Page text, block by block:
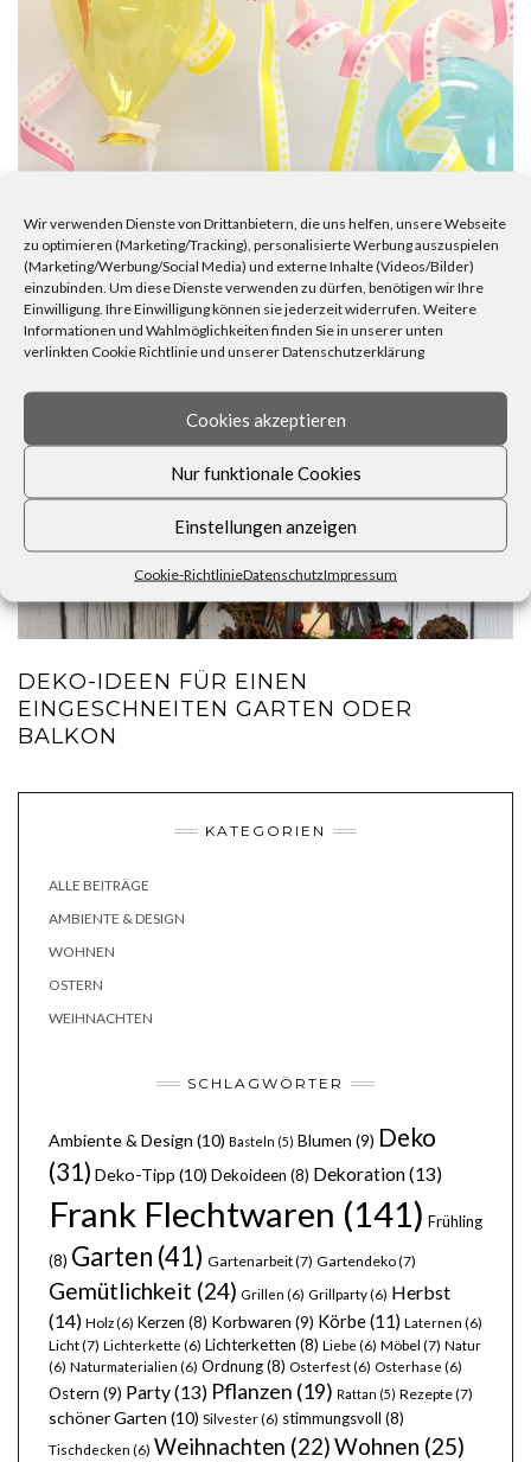
Wir verwenden Dienste von Drittanbietern, die uns helfen, unsere Webseite
zu optimieren (Marketing/Tracking), personalisierte Werbung auszuspielen
(Marketing/Werbung/Social Media) und externe Inhalte (Videos/Bilder)
einzubinden. Um diese Dienste verwenden zu dürfen, benötigen wir Ihre
Einwilligung. Ihre Einwilligung können sie jederzeit widerrufen. Weitere
Informationen und Wahlmöglichkeiten finden Sie in unserer unten
verlinkten Cookie Richtlinie und unserer Datenschutzerklärung
Cookies akzeptieren
Nur funktionale Cookies
Einstellungen anzeigen
Cookie-RichtlinieDatenschutzImpressum
ORIGINELLE GIRLANDEN FÜR DIE
NÄRRISCHE ZEIT DES JAHRES
DEKO-IDEEN FÜR EINEN
EINGESCHNEITEN GARTEN ODER
BALKON
KATEGORIEN
ALLE BEITRÄGE
AMBIENTE & DESIGN
WOHNEN
OSTERN
WEIHNACHTEN
SCHLAGWÖRTER
Ambiente & Design (10) Basteln (5) Blumen (9) Deko
(31) Deko-Tipp (10) Dekoideen (8) Dekoration(13)
Frank Flechtwaren (141) Frühling
(8) Garten (41) Gartenarbeit(7) Gartendeko(7)
Gemütlichkeit (24) Grillen (6) Grillparty(6) Herbst
(14) Holz(6) Kerzen (8) Korbwaren (9) Körbe(11) Laternen (6)
Licht(7) Lichterkette (6) Lichterketten (8) Liebe (6) Möbel (7) Natur
(6) Naturmaterialien (6) Ordnung(8) Osterfest(6) Osterhase (6)
Ostern (9) Party(13) Pflanzen (19) Rattan (5) Rezepte(7)
schöner Garten (10) Silvester(6) stimmungsvoll (8)
Tischdecken (6) Weihnachten (22)Wohnen (25)